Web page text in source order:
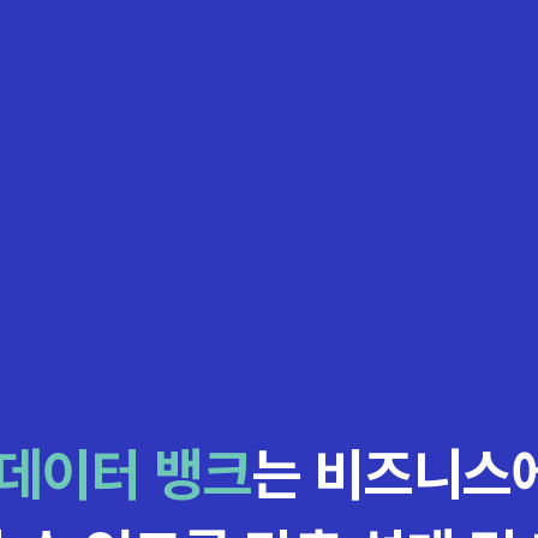
이터 뱅크는 비즈니스